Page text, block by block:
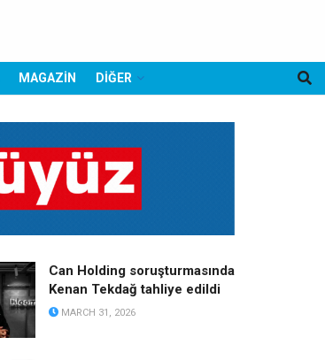
MAGAZİN DİĞER
Can Holding soruşturmasında
Kenan Tekdağ tahliye edildi
MARCH 31, 2026